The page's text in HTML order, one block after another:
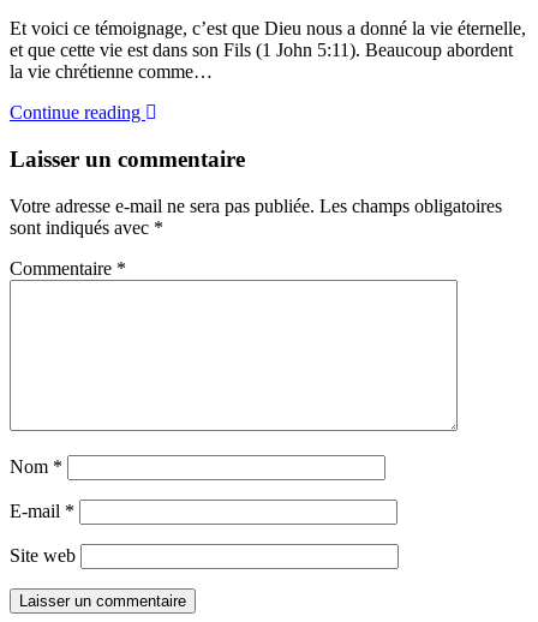
Et voici ce témoignage, c’est que Dieu nous a donné la vie éternelle,
et que cette vie est dans son Fils (1 John 5:11). Beaucoup abordent
la vie chrétienne comme…
Continue reading
Laisser un commentaire
Votre adresse e-mail ne sera pas publiée. Les champs obligatoires
sont indiqués avec *
Commentaire *
Nom *
E-mail *
Site web